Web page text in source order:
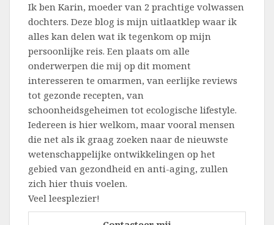
Ik ben Karin, moeder van 2 prachtige volwassen
dochters. Deze blog is mijn uitlaatklep waar ik
alles kan delen wat ik tegenkom op mijn
persoonlijke reis. Een plaats om alle
onderwerpen die mij op dit moment
interesseren te omarmen, van eerlijke reviews
tot gezonde recepten, van
schoonheidsgeheimen tot ecologische lifestyle.
Iedereen is hier welkom, maar vooral mensen
die net als ik graag zoeken naar de nieuwste
wetenschappelijke ontwikkelingen op het
gebied van gezondheid en anti-aging, zullen
zich hier thuis voelen.
Veel leesplezier!